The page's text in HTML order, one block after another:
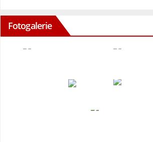
Fotogalerie